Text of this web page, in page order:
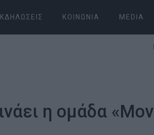
ΚΟΙΝΩΝΊΑ MEDIA
η ομάδα «Μον